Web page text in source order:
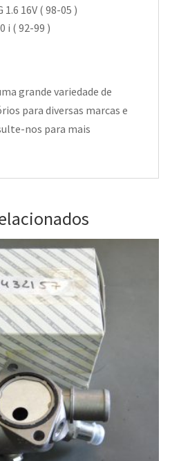
16V ( 98-05 )
i ( 92-99 )
grande variedade de
para diversas marcas e
nos para mais